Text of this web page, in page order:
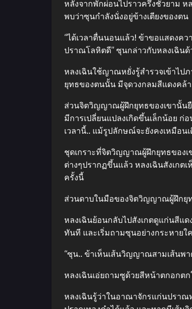
หลังจากพักผ่อนไปราวครึ่งชั่วยาม ห
พบว่าซุนกำลังนั่งอยู่ข้างเตียงของตน
“ได้เวลาตื่นนอนแล้ว! ข้าขอแสดงค
ปราณโลหิตดี” ซุนกล่าวกับหลงเฉินด้
หลงเฉินใช้ญาณหยั่งรู้สำรวจเข้าไป
ยุทธของตนนั้น มีจุดวงกลมสีแดงคล้
ส่วนจิตวิญญาณผู้ฝึกยุทธของเขานั้นยื
มีการเปลี่ยนแปลงเกิดขึ้นเล็กน้อย
เวลานี้.. แม้รูปลักษณ์จะยังคงเหมือ
ชุดเกราะที่จิตวิญญาณผู้ฝึกยุทธของเ
ต่างๆปรากฏขึ้นแล้ว หลงเฉินสังเกต
ครั้งนี้
ส่วนดาบในมือของจิตวิญญาณผู้ฝึกยุ
หลงเฉินย้อนกลับไปสังเกตดูแก่นสีแ
ทันที และเริ่มถามซุนอย่างกระหายใ
“ซุน.. ข้าเห็นเส้นวิญญาณสามเส้นพ
หลงเฉินเอ่ยถามซูด้วยสีหน้าตกอกตก
หลงเฉินรู้ว่าในอาณาจักรแก่นปรา